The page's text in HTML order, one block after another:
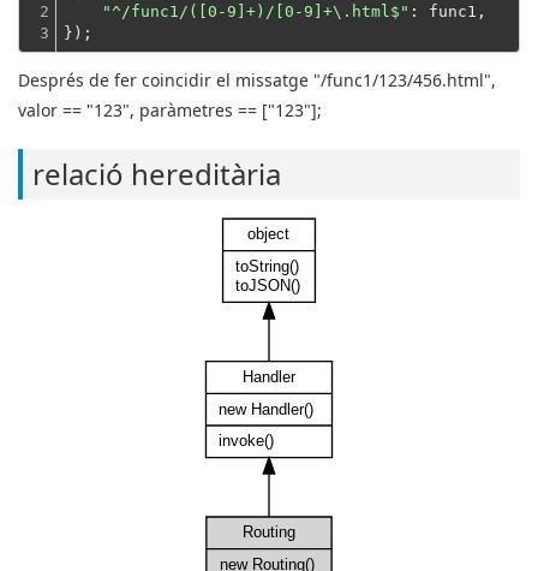
2
3
"^/func1/([0-9]+)/[0-9]+\.html$" : func1,
});
Després de fer coincidir el missatge "/func1/123/456.html",
valor == "123", paràmetres == ["123"];
relació hereditària
object
toString()
toJSON()
Handler
new Handler()
invoke()
Routing
new Routing()